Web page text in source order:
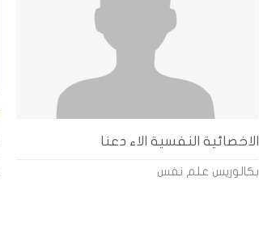
الاخصائية النفسية الاء دعنا
بكالوريس علم نفس